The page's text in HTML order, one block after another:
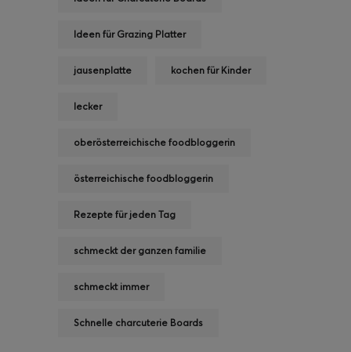
Ideen für Grazing Platter
jausenplatte kochen für Kinder
lecker
oberösterreichische foodbloggerin
österreichische foodbloggerin
Rezepte für jeden Tag
schmeckt der ganzen familie
schmeckt immer
Schnelle charcuterie Boards